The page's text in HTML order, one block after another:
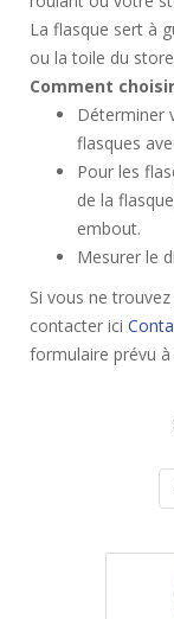
La flasque sert à
ou la toile du
Comment
Déterminer
flasques
Pour les
de la
embout.
Mesurer le
Si vous ne
contacter ici
formulaire prévu